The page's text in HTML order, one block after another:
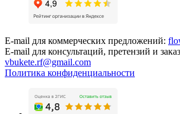
E-mail для коммерческих предложений:
E-mail для консультаций, претензий и
vbukete.rf@gmail.com
Политика конфиденциальности